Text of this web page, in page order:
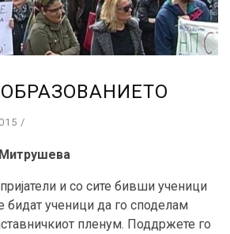
и со сите бивши ученици
бидат ученици да го споделам
пленум. Поддржете го